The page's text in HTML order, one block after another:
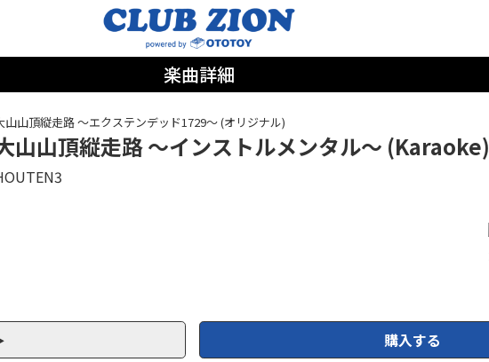
楽曲詳細
山山頂縦走路 ～エクステンデッド1729～ (オリジナル)
山山頂縦走路 ～インストルメンタル～ (Karaoke)
購入する